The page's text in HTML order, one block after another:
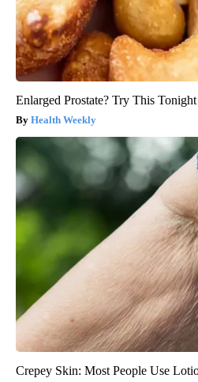
Enlarged Prostate? Try This
Health Weekly
Crepey Skin: Most People Use